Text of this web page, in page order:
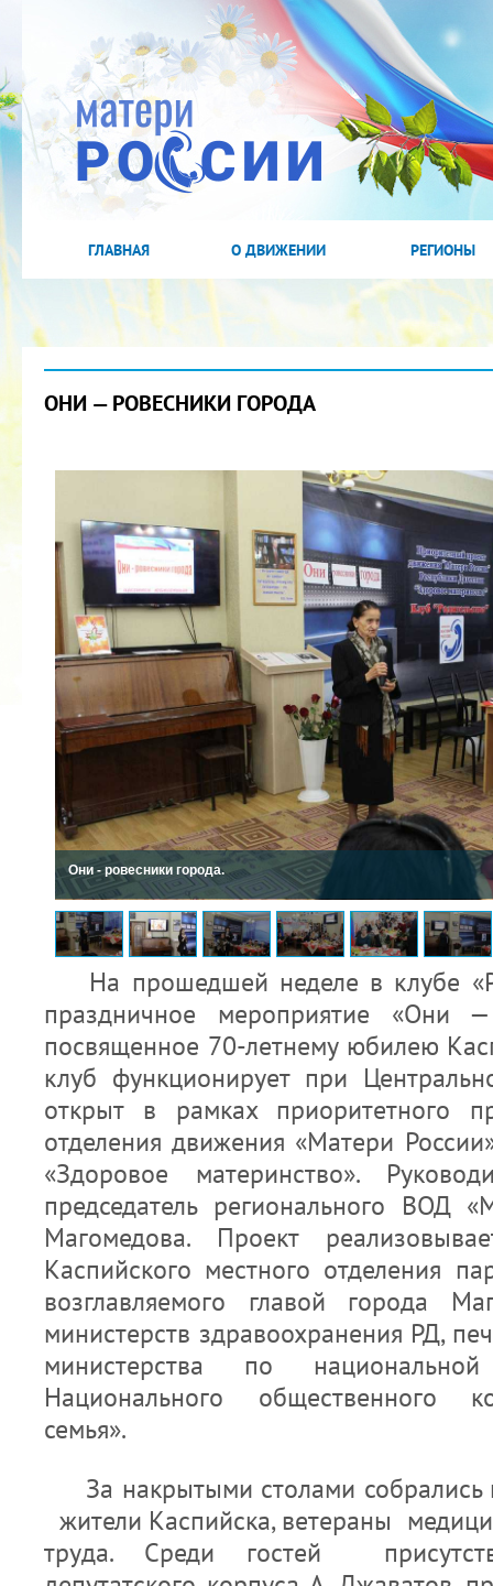
ГЛАВНАЯ О ДВИЖЕНИИ РЕГИОНЫ
ОНИ — РОВЕСНИКИ ГОРОДА
Они - ровесники города.
На прошедшей неделе в клубе
праздничное мероприятие «Они
посвященное 70-летнему юбилею
клуб функционирует при
открыт в рамках приоритетного
отделения движения «Матери
«Здоровое материнство».
председатель регионального ВОД
Магомедова. Проект
Каспийского местного отделения
возглавляемого главой города
министерств здравоохранения РД,
министерства по
Национального общественного
семья».
За накрытыми столами собрались
жители Каспийска, ветераны
труда. Среди гостей
2022 ГОД ПРОВОЗГЛАШЕН ГОДОМ
МАТЕРИ В ЯКУТИИ
19.12.2021